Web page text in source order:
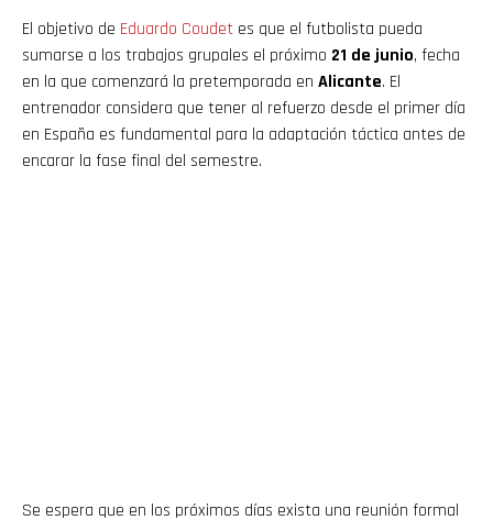
El objetivo de Eduardo Coudet es que el futbolista pueda
sumarse a los trabajos grupales el próximo 21 de junio, fecha
en la que comenzará la pretemporada en Alicante. El
entrenador considera que tener al refuerzo desde el primer día
en España es fundamental para la adaptación táctica antes de
encarar la fase final del semestre.
Se espera que en los próximos días exista una reunión formal